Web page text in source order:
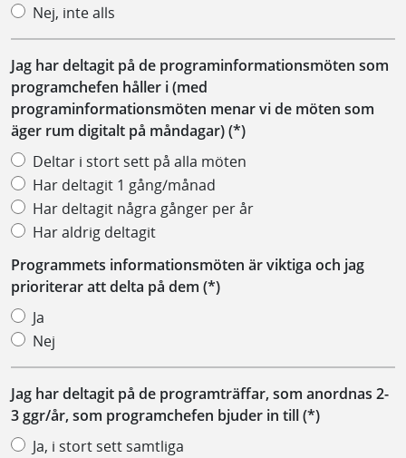
Nej, inte alls
Jag har deltagit på de programinformationsmöten som
programchefen håller i (med
programinformationsmöten menar vi de möten som
äger rum digitalt på måndagar)
Deltar i stort sett på alla möten
Har deltagit 1 gång/månad
Har deltagit några gånger per år
Har aldrig deltagit
Programmets informationsmöten är viktiga och jag
prioriterar att delta på dem
Ja
Nej
Jag har deltagit på de programträffar, som anordnas 2-
3 ggr/år, som programchefen bjuder in till
Ja, i stort sett samtliga